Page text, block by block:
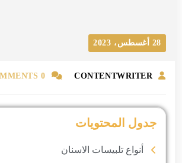
28 أغسطس، 2023
CONTENTWRITER
0 COMMENTS
جدول المحتويات
أنواع تلبيسات الاسنان